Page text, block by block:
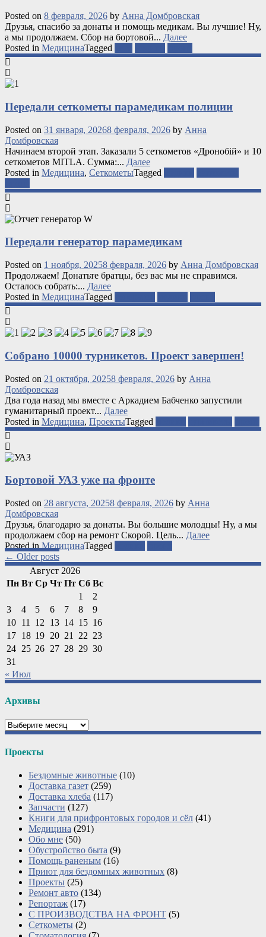
Posted on 8 февраля, 2026 by Анна Домбровская
Друзья, спасибо за донаты и помощь медикам. Вы лучшие! Ну,
а мы продолжаем. Сбор на бортовой... Далее
Posted in МедицинаTagged
Передали сеткометы парамедикам полиции
Posted on 31 января, 20268 февраля, 2026 by Анна
Домбровская
Начинаем второй этап. Заказали 5 сеткометов «Дронобій» и 10
сеткометов MITLA. Сумма:... Далее
Posted in Медицина, СеткометыTagged
Передали генератор парамедикам
Posted on 1 ноября, 20258 февраля, 2026 by Анна Домбровская
Продолжаем! Донатьте братцы, без вас мы не справимся.
Осталось собрать:... Далее
Posted in МедицинаTagged
Собрано 10000 турникетов. Проект завершен!
Posted on 21 октября, 20258 февраля, 2026 by Анна
Домбровская
Два года назад мы вместе c Аркадием Бабченко запустили
гуманитарный проект... Далее
Posted in Медицина, ПроектыTagged
Бортовой УАЗ уже на фронте
Posted on 28 августа, 20258 февраля, 2026 by Анна
Домбровская
Друзья, благодарю за донаты. Вы большие молодцы! Ну, а мы
продолжаем сбор на ремонт Скорой. Цель... Далее
Posted inМедицинаTagged
Posts
navigation
← Older posts
Август 2026
Пн Вт Ср Чт Пт Сб Вс
1
2
3
4 5 6 7 8
9
10 11 12 13 14 15 16
17 18 19 20 21 22 23
24 25 26 27 28 29 30
31
« Июл
Архивы
Архивы
Проекты
Бездомные животные (10)
Доставка газет (259)
Доставка хлеба (117)
Запчасти (127)
Книги для прифронтовых городов и сёл (41)
Медицина (291)
Обо мне (50)
Обустройство быта (9)
Помощь раненым (16)
Приют для бездомных животных (8)
Проекты (25)
Ремонт авто (134)
Репортаж (17)
С ПРОИЗВОДСТВА НА ФРОНТ (5)
Сеткометы (2)